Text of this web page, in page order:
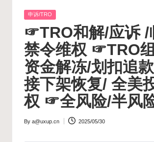
Posted
申诉/TRO
☞TRO和解/应诉 /
禁令维权 ☞TRO
资金解冻/划扣追
接下架恢复/ 全美
权 ☞全风险/半风
Posted
By a@uxup.cn 2025/05/30